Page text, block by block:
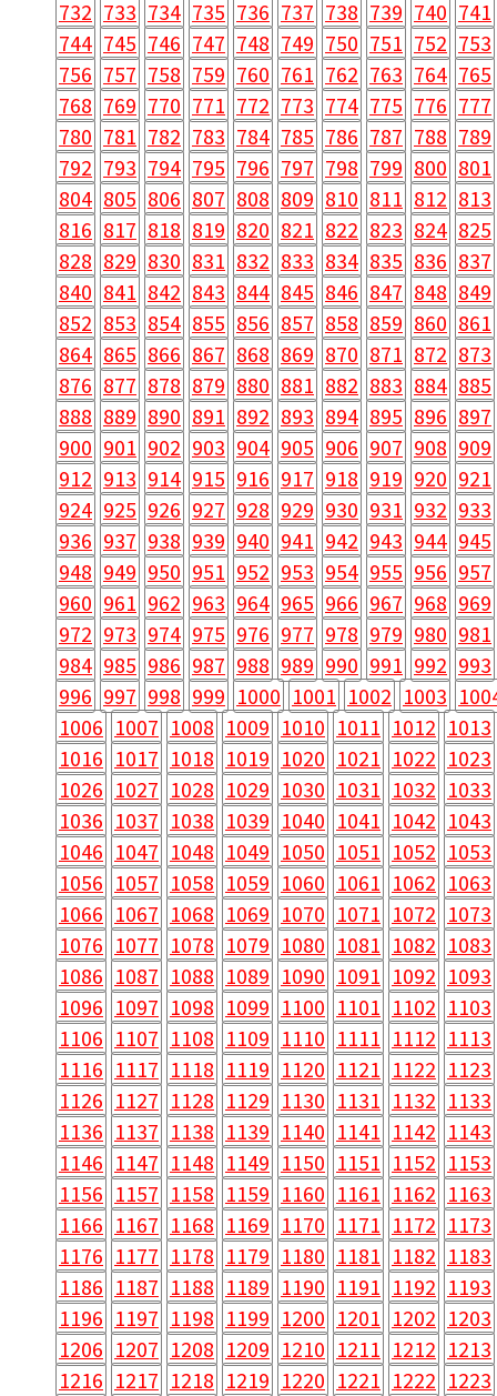
732 733 734 735 736 737 738 739 740 741
744 745 746 747 748 749 750 751 752 753
756 757 758 759 760 761 762 763 764 765
768 769 770 771 772 773 774 775 776 777
780 781 782 783 784 785 786 787 788 789
792 793 794 795 796 797 798 799 800 801
804 805 806 807 808 809 810 811 812 813
816 817 818 819 820 821 822 823 824 825
828 829 830 831 832 833 834 835 836 837
840 841 842 843 844 845 846 847 848 849
852 853 854 855 856 857 858 859 860 861
864 865 866 867 868 869 870 871 872 873
876 877 878 879 880 881 882 883 884 885
888 889 890 891 892 893 894 895 896 897
900 901 902 903 904 905 906 907 908 909
912 913 914 915 916 917 918 919 920 921
924 925 926 927 928 929 930 931 932 933
936 937 938 939 940 941 942 943 944 945
948 949 950 951 952 953 954 955 956 957
960 961 962 963 964 965 966 967 968 969
972 973 974 975 976 977 978 979 980 981
984 985 986 987 988 989 990 991 992 993
996 997 998 999 1000 1001 1002 1003
1006 1007 1008 1009 1010 1011 1012 1013
1016 1017 1018 1019 1020 1021 1022 1023
1026 1027 1028 1029 1030 1031 1032 1033
1036 1037 1038 1039 1040 1041 1042 1043
1046 1047 1048 1049 1050 1051 1052 1053
1056 1057 1058 1059 1060 1061 1062 1063
1066 1067 1068 1069 1070 1071 1072 1073
1076 1077 1078 1079 1080 1081 1082 1083
1086 1087 1088 1089 1090 1091 1092 1093
1096 1097 1098 1099 1100 1101 1102 1103
1106 1107 1108 1109 1110 1111 1112 1113
1116 1117 1118 1119 1120 1121 1122 1123
1126 1127 1128 1129 1130 1131 1132 1133
1136 1137 1138 1139 1140 1141 1142 1143
1146 1147 1148 1149 1150 1151 1152 1153
1156 1157 1158 1159 1160 1161 1162 1163
1166 1167 1168 1169 1170 1171 1172 1173
1176 1177 1178 1179 1180 1181 1182 1183
1186 1187 1188 1189 1190 1191 1192 1193
1196 1197 1198 1199 1200 1201 1202 1203
1206 1207 1208 1209 1210 1211 1212 1213
1216 1217 1218 1219 1220 1221 1222 1223